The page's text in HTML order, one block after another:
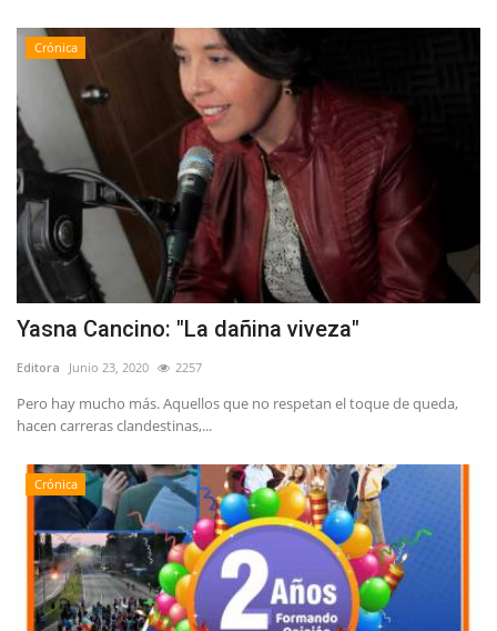
Crónica
Yasna Cancino: "La dañina viveza"
Editora Junio 23, 2020 2257
Pero hay mucho más. Aquellos que no respetan el toque de queda,
hacen carreras clandestinas,...
Crónica